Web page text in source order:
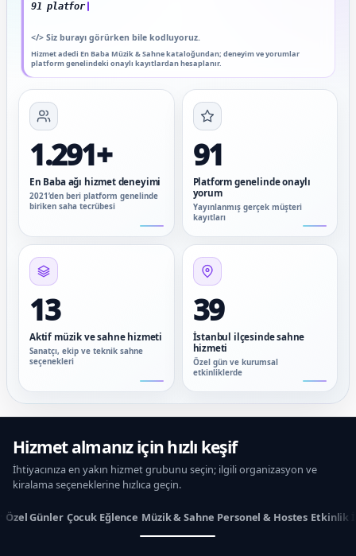
91 platform genelinde onaylı yorum
</> Siz burayı görürken bile kodluyoruz.
Hizmet adedi En Baba Müzik & Sahne kataloğundan; deneyim ve yorumlar
platform genelindeki onaylı kayıtlardan hesaplanır.
1.291+
En Baba ağı hizmet deneyimi
2021’den beri platform genelinde
biriken saha tecrübesi
91
Platform genelinde onaylı
yorum
Yayınlanmış gerçek müşteri
kayıtları
13
Aktif müzik ve sahne hizmeti
Sanatçı, ekip ve teknik sahne
seçenekleri
39
İstanbul ilçesinde sahne
hizmeti
Özel gün ve kurumsal
etkinliklerde
Hizmet almanız için hızlı keşif
İhtiyacınıza en yakın hizmet grubunu seçin; ilgili organizasyon ve
kiralama seçeneklerine hızlıca geçin.
Özel Günler Çocuk Eğlence Müzik & Sahne Personel & Hostes Etkinlik